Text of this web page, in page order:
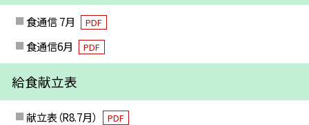
食通信 7月 PDF
食通信6月 PDF
給食献立表
献立表（R8.7月） PDF